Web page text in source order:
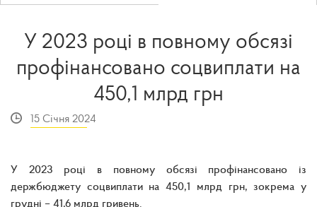
У 2023 році в повному обсязі
профінансовано соцвиплати на
450,1 млрд грн
15 Січня 2024
У 2023 році в повному обсязі профінансовано із
держбюджету соцвиплати на 450,1 млрд грн, зокрема у
грудні – 41,6 млрд гривень.